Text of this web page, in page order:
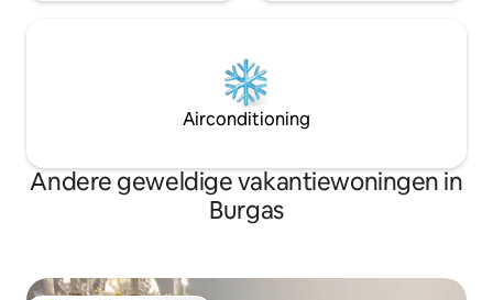
Airconditioning
Andere geweldige vakantiewoningen in
Burgas